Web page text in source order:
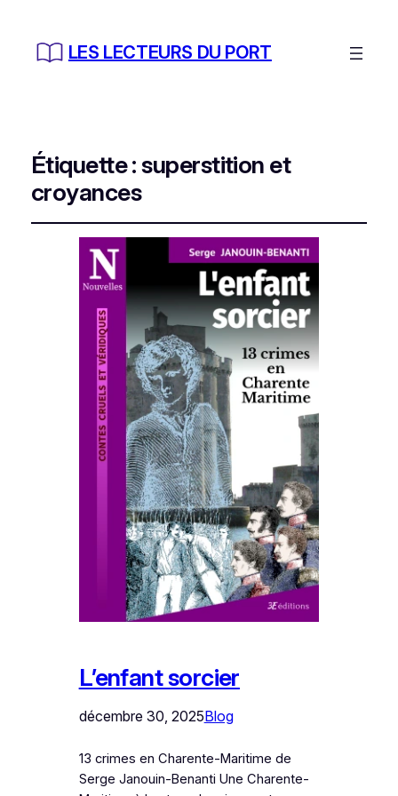
LES LECTEURS DU PORT
Étiquette :superstition et
croyances
L’enfant sorcier
décembre 30, 2025Blog
13 crimes en Charente-Maritime de
Serge Janouin-Benanti Une Charente-